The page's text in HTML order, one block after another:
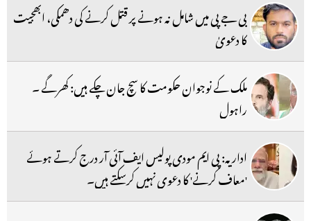
بی جے پی میں شامل نہ ہونے پر قتل کرنے کی دھمکی، ابھجیت
کا دعویٰ
ملک کے نوجوان حکومت کا سچ جان چکے ہیں: کھرگے ۔
راہول
اداریہ: پی ایم مودی پولیس ایف آئی آر درج کرتے ہوئے
'معاف کرنے' کا دعوی نہیں کرسکتے ہیں۔